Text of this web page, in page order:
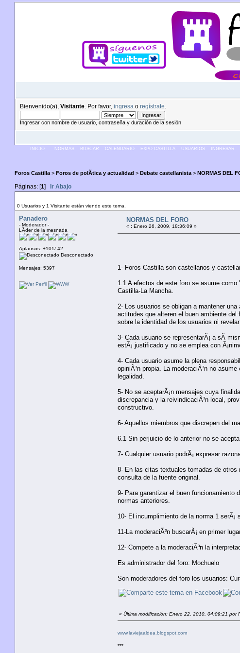
Bienvenido(a), Visitante . Por favor, ingresa o regístrate
Ingresar con nombre de usuario, contraseña y duración de la sesión
INICIO NORMAS BUSCAR CALENDARIO EXPO CASTILLA USUARIOS INGRESAR
Foros Castilla > Foros de polÃ­tica y actualidad > Debate castellanista > NORMAS DEL
Páginas: [1] Ir Abajo
0 Usuarios y 1 Visitante están viendo este tema.
Panadero
- Moderador -
LÃ­der de la mesnada
Aplausos: +101/-42
Desconectado
Mensajes: 5397
NORMAS DEL FORO
« : Enero 26, 2009, 18:36:09 »
1- Foros Castilla son castellanos y
1.1 A efectos de este foro se asume
Castilla-La Mancha.
2- Los usuarios se obligan a mantener
actitudes que alteren el buen ambiente
sobre la identidad de los usuarios ni
3- Cada usuario se representarÃ¡ a sÃ­
estÃ¡ justificado y no se emplea con
4- Cada usuario asume la plena
opiniÃ³n propia. La moderaciÃ³n no
legalidad.
5- No se aceptarÃ¡n mensajes cuya
discrepancia y la reivindicaciÃ³n local,
constructivo.
6- Aquellos miembros que discrepen del
6.1 Sin perjuicio de lo anterior no se
7- Cualquier usuario podrÃ¡ expresar
8- En las citas textuales tomadas de otros
consulta de la fuente original.
9- Para garantizar el buen funcionamiento
normas anteriores.
10- El incumplimiento de la norma 1 serÃ¡
11-La moderaciÃ³n buscarÃ¡ en primer
12- Compete a la moderaciÃ³n la
Es administrador del foro: Mochuelo
Son moderadores del foro los usuarios:
« Última modificación: Enero 22, 2010, 04:09:21 por
www.laviejaaldea.blogspot.com
***